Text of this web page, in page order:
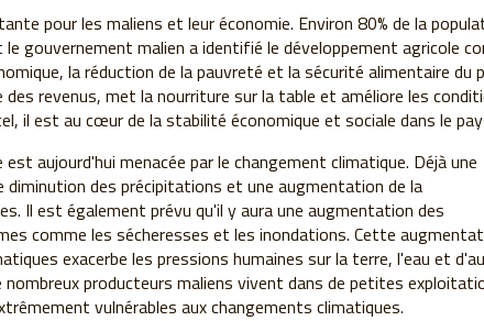
pour les maliens et leur économie. Environ 80% de la
gouvernement malien a identifié le développement agricole
la réduction de la pauvreté et la sécurité alimentaire du
des revenus, met la nourriture sur la table et améliore les
il est au cœur de la stabilité économique et sociale dans le
aujourd'hui menacée par le changement climatique. Déjà une
des précipitations et une augmentation de la
Il est également prévu qu'il y aura une augmentation des
comme les sécheresses et les inondations. Cette
exacerbe les pressions humaines sur la terre, l'eau et
nombreux producteurs maliens vivent dans de petites
vulnérables aux changements climatiques.